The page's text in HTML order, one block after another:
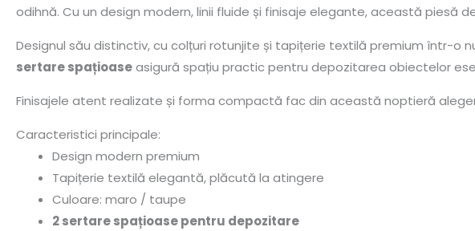
odihnă. Cu un design modern, linii fluide și finisaje elegante, această
Designul său distinctiv, cu colțuri rotunjite și tapițerie textilă premium într-o
sertare spațioaseasigură spațiu practic pentru depozitarea obiectelor
Finisajele atent realizate și forma compactă fac din această noptieră
Caracteristici principale:
Design modern premium
Tapițerie textilă elegantă, plăcută la atingere
Culoare: maro / taupe
2 sertare spațioase pentru depozitare